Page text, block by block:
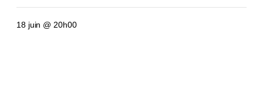
18 juin @ 20h00